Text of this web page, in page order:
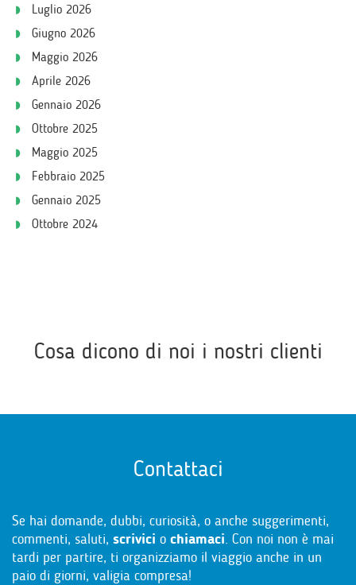
Luglio 2026
Giugno 2026
Maggio 2026
Aprile 2026
Gennaio 2026
Ottobre 2025
Maggio 2025
Febbraio 2025
Gennaio 2025
Ottobre 2024
Cosa dicono di noi i nostri clienti
Contattaci
Se hai domande, dubbi, curiosità, o anche suggerimenti,
commenti, saluti, scrivici o chiamaci. Con noi non è mai
tardi per partire, ti organizziamo il viaggio anche in un
paio di giorni, valigia compresa!